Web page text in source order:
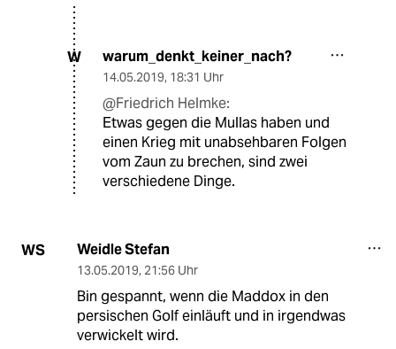
W warum_denkt_keiner_nach?
14.05.2019, 18:31 Uhr
@Friedrich Helmke:
Etwas gegen die Mullas haben und
einen Krieg mit unabsehbaren Folgen
vom Zaun zu brechen, sind zwei
verschiedene Dinge.
WS Weidle Stefan
13.05.2019, 21:56 Uhr
Bin gespannt, wenn die Maddox in den
persischen Golf einläuft und in irgendwas
verwickelt wird.